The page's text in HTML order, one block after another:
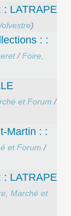
: LATRAPE
)
: :
/Foire,
et Forum /
Martin : :
et Forum /
: LATRAPE
Marché et